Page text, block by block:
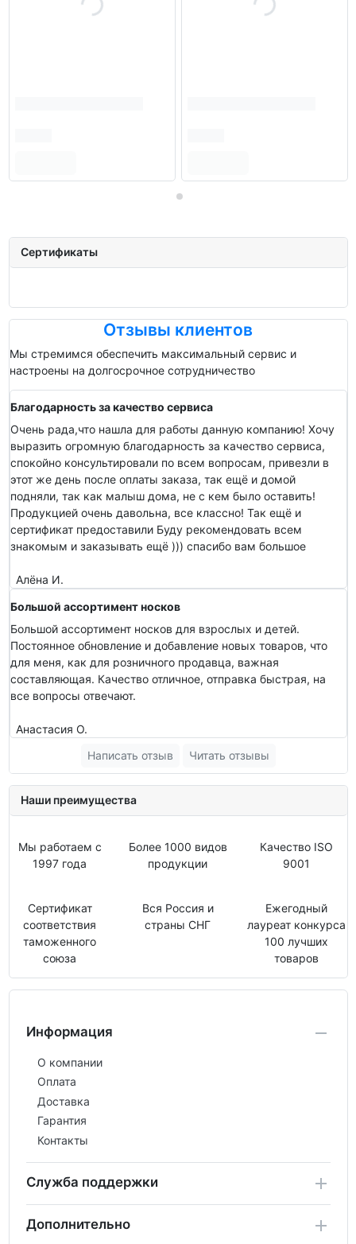
Сертификаты
Отзывы клиентов
Мы стремимся обеспечить максимальный сервис и
настроены на долгосрочное сотрудничество
Благодарность за качество сервиса
Очень рада,что нашла для работы данную компанию! Хочу
выразить огромную благодарность за качество сервиса,
спокойно консультировали по всем вопросам, привезли в
этот же день после оплаты заказа, так ещё и домой
подняли, так как малыш дома, не с кем было оставить!
Продукцией очень давольна, все классно! Так ещё и
сертификат предоставили Буду рекомендовать всем
знакомым и заказывать ещё ))) спасибо вам большое
Алёна И.
Большой ассортимент носков
Большой ассортимент носков для взрослых и детей.
Постоянное обновление и добавление новых товаров, что
для меня, как для розничного продавца, важная
составляющая. Качество отличное, отправка быстрая, на
все вопросы отвечают.
Анастасия О.
Написать отзыв
Читать отзывы
Наши преимущества
Мы работаем с
1997 года
Более 1000 видов
продукции
Качество ISO
9001
Сертификат
соответствия
таможенного
союза
Вся Россия и
страны СНГ
Ежегодный
лауреат конкурса
100 лучших
товаров
Информация
О компании
Оплата
Доставка
Гарантия
Контакты
Служба поддержки
Дополнительно